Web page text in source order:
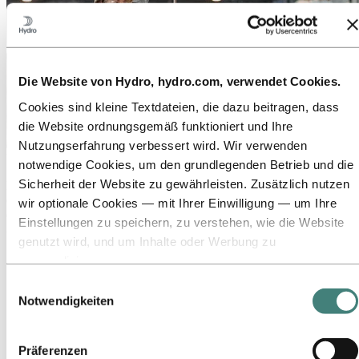
Die Website von Hydro, hydro.com, verwendet Cookies.
Cookies sind kleine Textdateien, die dazu beitragen, dass
die Website ordnungsgemäß funktioniert und Ihre
Nutzungserfahrung verbessert wird. Wir verwenden
notwendige Cookies, um den grundlegenden Betrieb und die
Sicherheit der Website zu gewährleisten. Zusätzlich nutzen
wir optionale Cookies — mit Ihrer Einwilligung — um Ihre
Einstellungen zu speichern, zu verstehen, wie die Website
genutzt wird, und um Inhalte oder Werbung zu
Tools wir für Sicherheits‑, Analyse‑ oder Werbezwecke
verwenden. Diese Drittanbieter können die Informationen,
die sie über Ihre Nutzung unserer Website sammeln, mit
Notwendigkeiten
Präferenzen
Über Hydro
Hydro ist ein führendes Unternehmen für Aluminium und
erneuerbare Energien, das Unternehmen und Partnerschaften für
eine nachhaltigere Zukunft aufbaut. Wir beschäftigen
32.000 Mitarbeiter an mehr als 140 Standorten in 40 Ländern.
Über Aluminium
Zu:Energie